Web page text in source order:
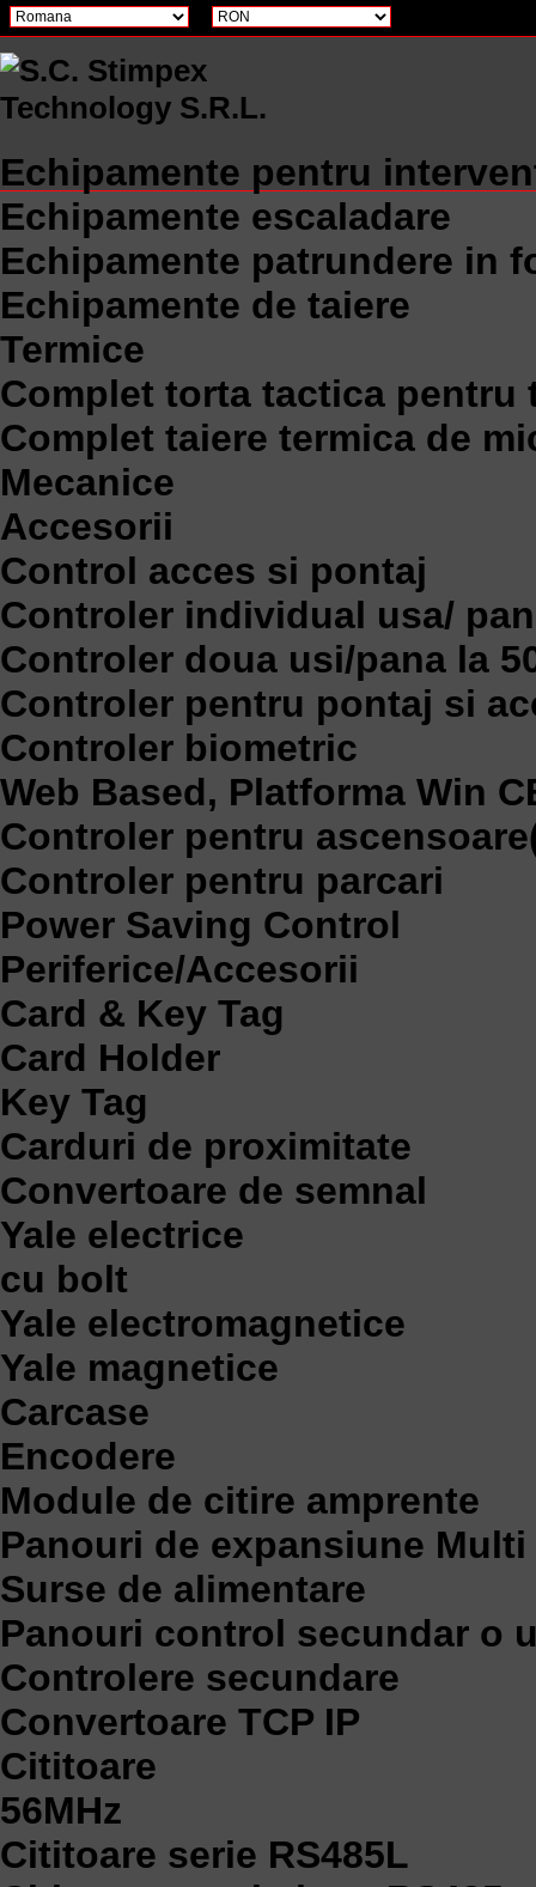
Echipamente pentru
Echipamente escaladare
Echipamente patrundere in
Echipamente de taiere
Termice
Complet torta tactica pentru
Complet taiere termica de
Mecanice
Accesorii
Control acces si pontaj
Controler individual usa/
Controler doua usi/pana la
Controler pentru pontaj si
Controler biometric
Web Based, Platforma Win
Controler pentru
Controler pentru parcari
Power Saving Control
Periferice/Accesorii
Card & Key Tag
Card Holder
Key Tag
Carduri de proximitate
Convertoare de semnal
Yale electrice
cu bolt
Yale electromagnetice
Yale magnetice
Carcase
Encodere
Module de citire amprente
Panouri de expansiune Multi
Surse de alimentare
Panouri control secundar o
Controlere secundare
Convertoare TCP IP
Cititoare
56MHz
Cititoare serie RS485L